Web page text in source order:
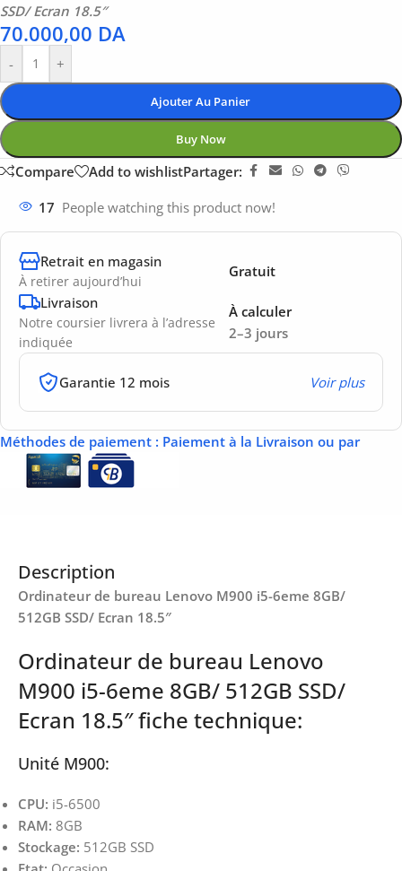
SSD/ Ecran 18.5″
70.000,00 DA
- +
Ajouter Au Panier
Buy Now
Compare Add to wishlistPartager:
17 People watching this product now!
Retrait en magasin
À retirer aujourd’hui
Gratuit
Livraison
Notre coursier livrera à l’adresse
indiquée
2–3 jours
À calculer
Garantie 12 mois Voir plus
Méthodes de paiement : Paiement à la Livraison ou par
Description
Ordinateur de bureau Lenovo M900 i5-6eme 8GB/
512GB SSD/ Ecran 18.5″
Ordinateur de bureau Lenovo
M900 i5-6eme 8GB/ 512GB SSD/
Ecran 18.5″ fiche technique:
Unité M900:
CPU: i5-6500
RAM: 8GB
Stockage: 512GB SSD